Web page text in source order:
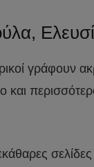
και